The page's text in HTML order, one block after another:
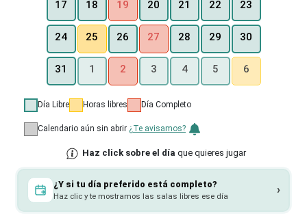
17 18 19 20 21 22 23
24 25 26 27 28 29 30
31 1 2 3 4 5 6
Día Libre Horas libres Día Completo
Calendario aún sin abrir ¿Te avisamos?
Haz click sobre el día que quieres jugar
¿Y si tu día preferido está completo?
Haz clic y te mostramos las salas libres ese día ›